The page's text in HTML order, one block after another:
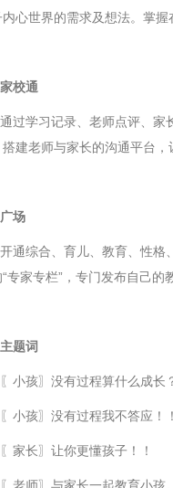
心世界的需求及想法。掌握
家校通
通过学习记录、老师点评、家
建老师与家长的沟通平台，
广场
开通综合、育儿、教育、性格
专家专栏”，专门发布自己的
主题词
〖小孩〗没有过程算什么成长
〖小孩〗没有过程我不答应！
〖家长〗让你更懂孩子！！